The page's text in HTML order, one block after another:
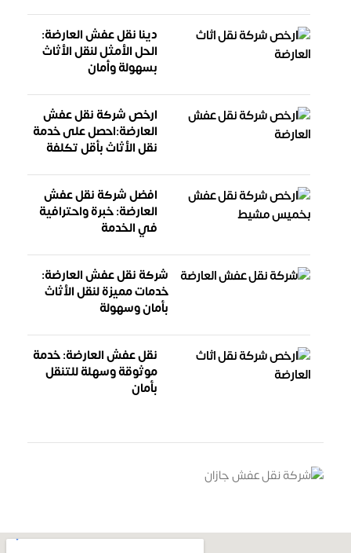
دينا نقل عفش العارضة:
الحل الأمثل لنقل الأثاث
بسهولة وأمان
ارخص شركة نقل عفش
العارضة:احصل على خدمة
نقل الأثاث بأقل تكلفة
افضل شركة نقل عفش
العارضة: خبرة واحترافية
في الخدمة
شركة نقل عفش العارضة:
خدمات مميزة لنقل الأثاث
بأمان وسهولة
نقل عفش العارضة: خدمة
موثوقة وسهلة للتنقل
بأمان
تواصل معنا الان